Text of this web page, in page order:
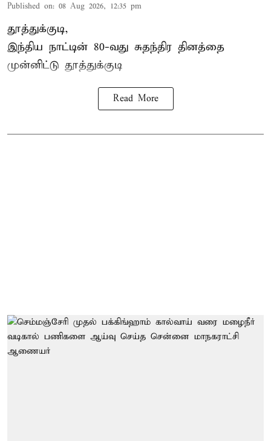
Published on: 08 Aug 2026, 12:35 pm
தூத்துக்குடி,
இந்திய நாட்டின் 80-வது சுதந்திர தினத்தை
முன்னிட்டு தூத்துக்குடி
Read More